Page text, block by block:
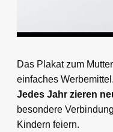
Das Plakat zum
einfaches
Jedes Jahr zieren
besondere
Kindern feiern.